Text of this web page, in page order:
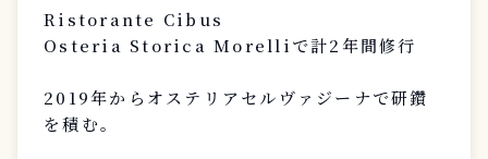
Ristorante Cibus
Osteria Storica Morelliで計2年間修行
2019年からオステリアセルヴァジーナで研鑽
を積む。